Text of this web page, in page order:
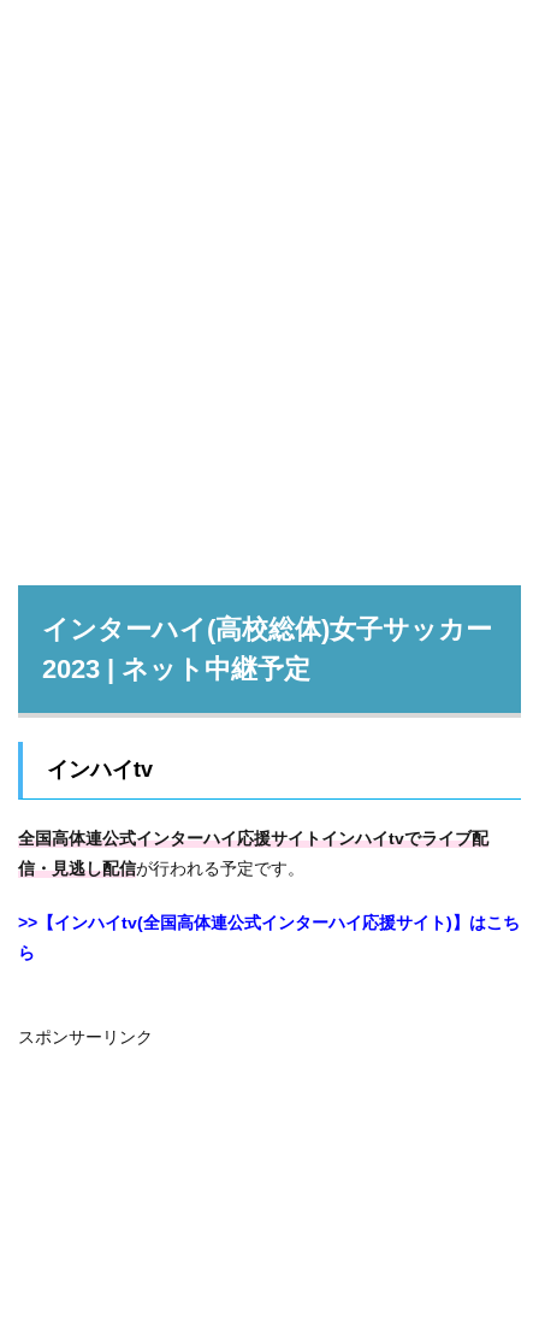
インターハイ(高校総体)女子サッカー
2023 | ネット中継予定
インハイtv
全国高体連公式インターハイ応援サイトインハイtvでライブ配
信・見逃し配信が行われる予定です。
>>【インハイtv(全国高体連公式インターハイ応援サイト)】はこち
ら
スポンサーリンク